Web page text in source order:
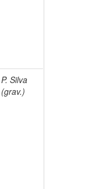
P. Silva
(grav.)